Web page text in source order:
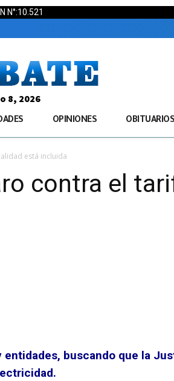
N°:10.521
8, 2026
OPINIONES OBITUARIOS
está incluida
contra el
buscando que la